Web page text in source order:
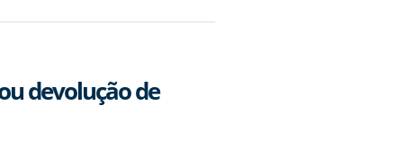
devolução de